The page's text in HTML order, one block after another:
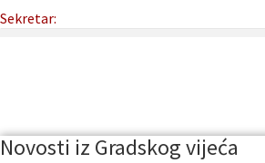
Sekretar:
Novosti iz Gradskog vijeća